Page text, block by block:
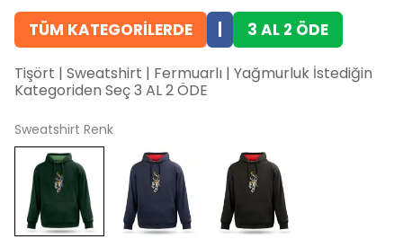
TÜM KATEGORİLERDE 3 AL 2 ÖDE
Tişört | Sweatshirt | Fermuarlı | Yağmurluk İstediğin
Kategoriden Seç 3 AL 2 ÖDE
Sweatshirt Renk